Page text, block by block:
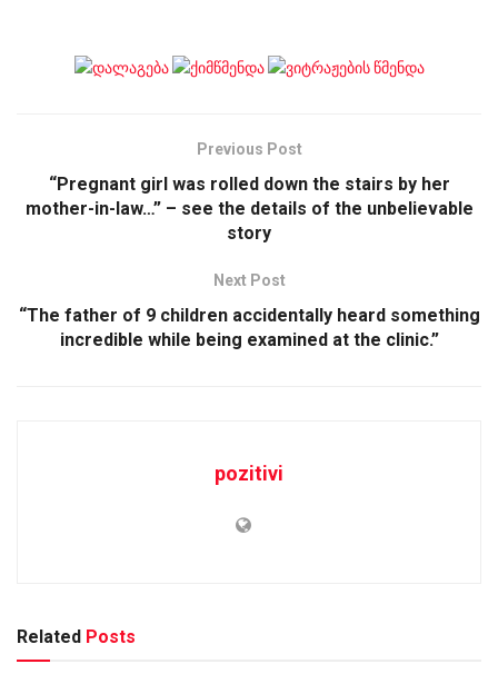
Previous Post
“Pregnant girl was rolled down the stairs by her
mother-in-law…” – see the details of the unbelievable
story
Next Post
“The father of 9 children accidentally heard something
incredible while being examined at the clinic.”
pozitivi
Related Posts